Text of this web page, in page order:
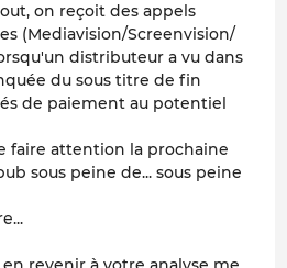
on reçoit des appels
(Mediavision/Screenvision/
distributeur a vu dans
du sous titre de fin
de paiement au potentiel
faire attention la prochaine
sous peine de... sous peine